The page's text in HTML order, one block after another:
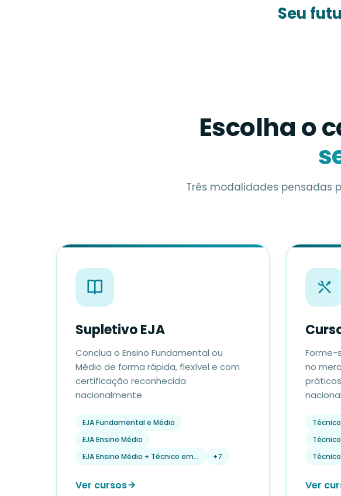
Seu
Escolha o
Três modalidades pensadas
Supletivo EJA
Conclua o Ensino Fundamental ou
Médio de forma rápida, flexível e com
certificação reconhecida
nacionalmente.
EJA Fundamental e Médio
EJA Ensino Médio
EJA Ensino Médio + Técnico em…
+7
Ver cursos
Forme-
no
Ver